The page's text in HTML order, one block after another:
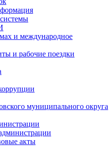
и международное
и рабочие поездки
муниципального округа
акты